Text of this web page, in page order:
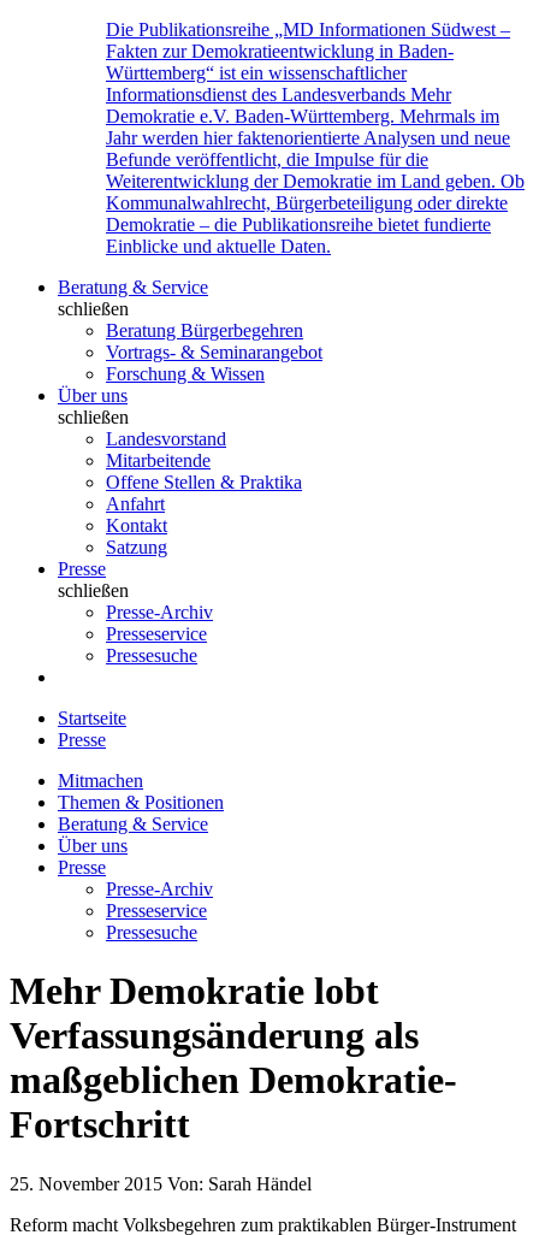
Die Publikationsreihe „MD Informationen Südwest –
Fakten zur Demokratieentwicklung in Baden-
Württemberg“ ist ein wissenschaftlicher
Informationsdienst des Landesverbands Mehr
Demokratie e.V. Baden-Württemberg. Mehrmals im
Jahr werden hier faktenorientierte Analysen und neue
Befunde veröffentlicht, die Impulse für die
Weiterentwicklung der Demokratie im Land geben. Ob
Kommunalwahlrecht, Bürgerbeteiligung oder direkte
Demokratie – die Publikationsreihe bietet fundierte
Einblicke und aktuelle Daten.
Beratung & Service
schließen
Beratung Bürgerbegehren
Vortrags- & Seminarangebot
Forschung & Wissen
Über uns
schließen
Landesvorstand
Mitarbeitende
Offene Stellen & Praktika
Anfahrt
Kontakt
Satzung
Presse
schließen
Presse-Archiv
Presseservice
Pressesuche
Startseite
Presse
Mitmachen
Themen & Positionen
Beratung & Service
Über uns
Presse
Presse-Archiv
Presseservice
Pressesuche
Mehr Demokratie lobt
Verfassungsänderung als
maßgeblichen Demokratie-
Fortschritt
25. November 2015 Von: Sarah Händel
Reform macht Volksbegehren zum praktikablen Bürger-Instrument